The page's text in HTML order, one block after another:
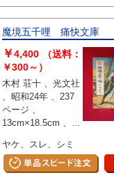
魔境五千哩 痛快文庫
￥4,400
（送料：
￥300～）
木村 荘十 、光文社
、昭和24年 、237
ページ 、
13cm×18.5cm 、1
ヤケ、スレ、シミ